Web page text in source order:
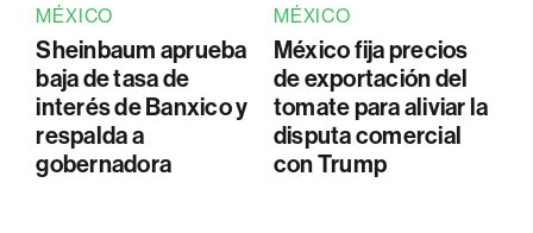
MÉXICO
Sheinbaum aprueba
baja de tasa de
interés de Banxico y
respalda a
gobernadora
MÉXICO
México fija precios
de exportación del
tomate para aliviar la
disputa comercial
con Trump